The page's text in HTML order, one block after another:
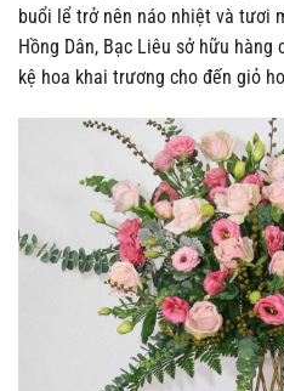
buổi lể trở nên náo nhiệt và tươi
Hồng Dân, Bạc Liêu sở hữu
kệ hoa khai trương cho đến giỏ